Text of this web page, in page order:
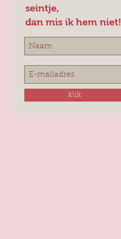
seintje,
dan mis ik hem niet!
klik